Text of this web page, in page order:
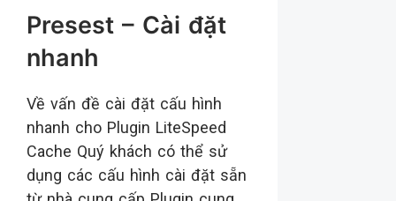
Presest – Cài đặt
nhanh
Về vấn đề cài đặt cấu hình
nhanh cho Plugin LiteSpeed
Cache Quý khách có thể sử
dụng các cấu hình cài đặt sẵn